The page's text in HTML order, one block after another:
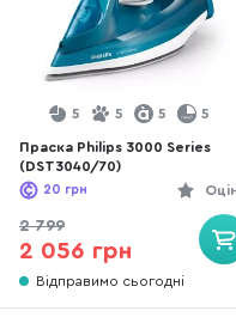
5 5 5 5
Праска Philips 3000 Series
(DST3040/70)
20 грн
2 799
2 056 грн
Відправимо сьогодні